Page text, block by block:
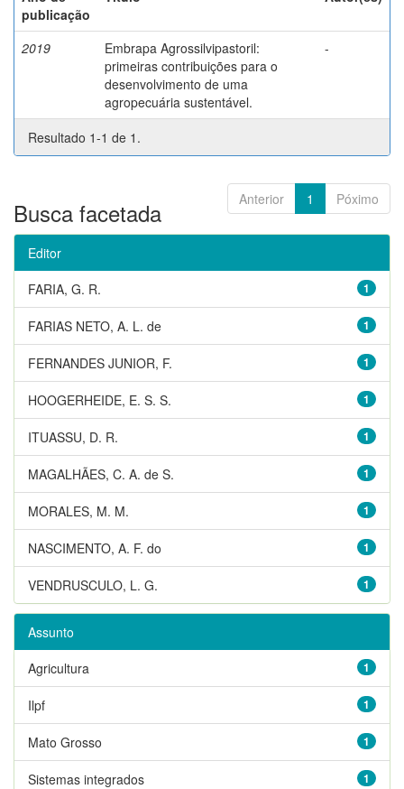
publicação
2019
Embrapa Agrossilvipastoril:
primeiras contribuições para o
desenvolvimento de uma
agropecuária sustentável.
-
Resultado 1-1 de 1.
Anterior 1 Póximo
Busca facetada
Editor
1
FARIA, G. R.
1
FARIAS NETO, A. L. de
1
FERNANDES JUNIOR, F.
1
HOOGERHEIDE, E. S. S.
1
ITUASSU, D. R.
1
MAGALHÃES, C. A. de S.
1
MORALES, M. M.
1
NASCIMENTO, A. F. do
1
VENDRUSCULO, L. G.
Assunto
1
Agricultura
1
Ilpf
1
Mato Grosso
1
Sistemas integrados